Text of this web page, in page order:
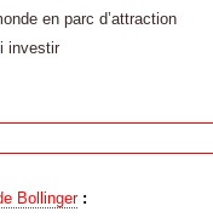
en parc d’attraction
investir
Bollinger: